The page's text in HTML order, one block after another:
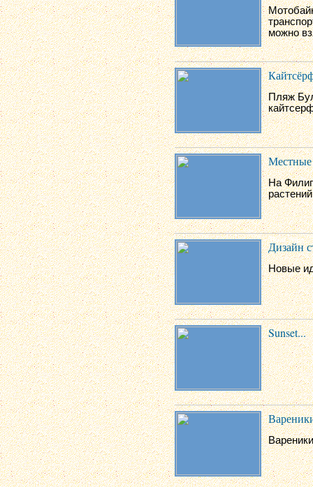
можно
Пляж
Местные
На
Дизайн
Новые
Sunset...